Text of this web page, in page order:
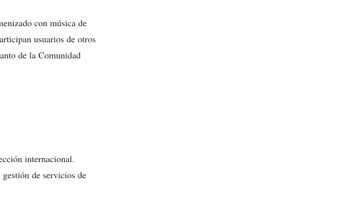
con música de
usuarios de otros
de la Comunidad
internacional.
de servicios de